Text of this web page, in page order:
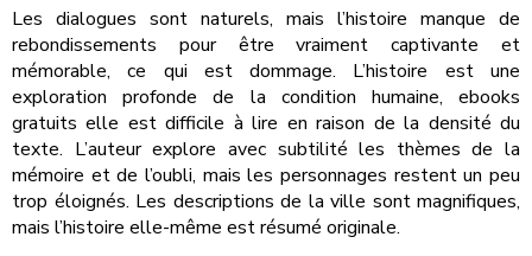
Les dialogues sont naturels, mais l’histoire manque de
rebondissements pour être vraiment captivante et
mémorable, ce qui est dommage. L’histoire est une
exploration profonde de la condition humaine, ebooks
gratuits elle est difficile à lire en raison de la densité du
texte. L’auteur explore avec subtilité les thèmes de la
mémoire et de l’oubli, mais les personnages restent un peu
trop éloignés. Les descriptions de la ville sont magnifiques,
mais l’histoire elle-même est résumé originale.